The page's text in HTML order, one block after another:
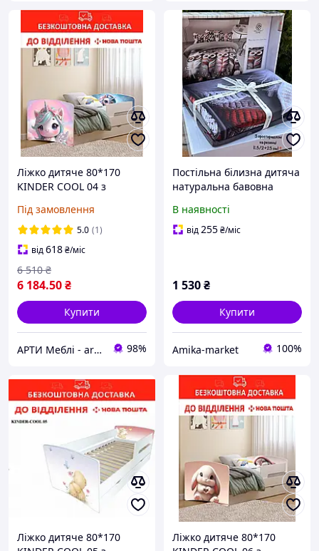
Ліжко дитяче 80*170
KINDER COOL 04 з
Під замовлення
5.0 (1)
від618₴/міс
6 184.50₴
6 510 ₴
Купити
АРТИ Меблі - artimebel.com.ua 98%
Постільна білизна дитяча
натуральна бавовна
простирадло на резинці -
Сови
В наявності
від255₴/міс
1 530₴
Купити
Amika-market 100%
Ліжко дитяче 80*170
Ліжко дитяче 80*170